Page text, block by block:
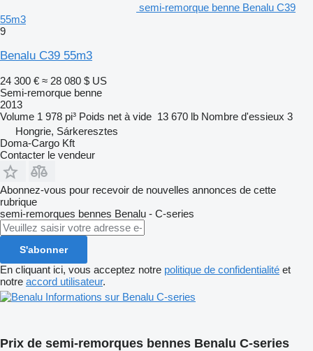
semi-remorque benne Benalu C39
55m3
9
Benalu C39 55m3
24 300 € ≈ 28 080 $ US
Semi-remorque benne
2013
Volume 1 978 pi³ Poids net à vide 13 670 lb Nombre d'essieux 3
Hongrie, Sárkeresztes
Doma-Cargo Kft
Contacter le vendeur
Abonnez-vous pour recevoir de nouvelles annonces de cette
rubrique
semi-remorques bennes Benalu - C-series
S'abonner
En cliquant ici, vous acceptez notre politique de confidentialité et
notre accord utilisateur.
Informations sur Benalu C-series
Prix de semi-remorques bennes Benalu C-series